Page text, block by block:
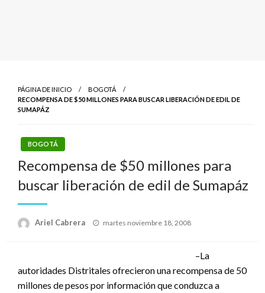
PÁGINA DE INICIO
BOGOTÁ
RECOMPENSA DE $50 MILLONES PARA BUSCAR LIBERACIÓN DE EDIL DE
SUMAPÁZ
BOGOTÁ
Recompensa de $50 millones para
buscar liberación de edil de Sumapáz
Ariel Cabrera
Publicado
martes noviembre 18, 2008
–La
autoridades Distritales ofrecieron una recompensa de 50
millones de pesos por información que conduzca a